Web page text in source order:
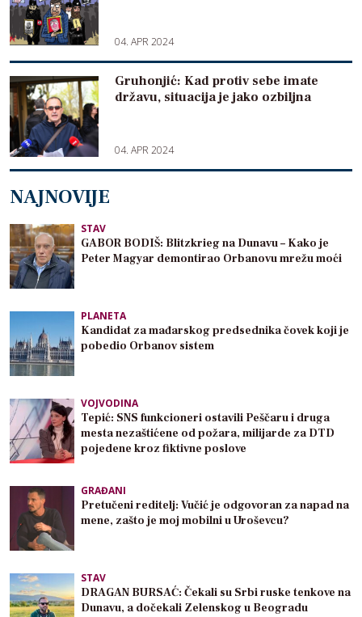
04. APR 2024
Gruhonjić: Kad protiv sebe imate
državu, situacija je jako ozbiljna
04. APR 2024
NAJNOVIJE
STAV
GABOR BODIŠ: Blitzkrieg na Dunavu – Kako je
Peter Magyar demontirao Orbanovu mrežu moći
PLANETA
Kandidat za mađarskog predsednika čovek koji je
pobedio Orbanov sistem
VOJVODINA
Tepić: SNS funkcioneri ostavili Peščaru i druga
mesta nezaštićene od požara, milijarde za DTD
pojedene kroz fiktivne poslove
GRAĐANI
Pretučeni reditelj: Vučić je odgovoran za napad na
mene, zašto je moj mobilni u Uroševcu?
STAV
DRAGAN BURSAĆ: Čekali su Srbi ruske tenkove na
Dunavu, a dočekali Zelenskog u Beogradu